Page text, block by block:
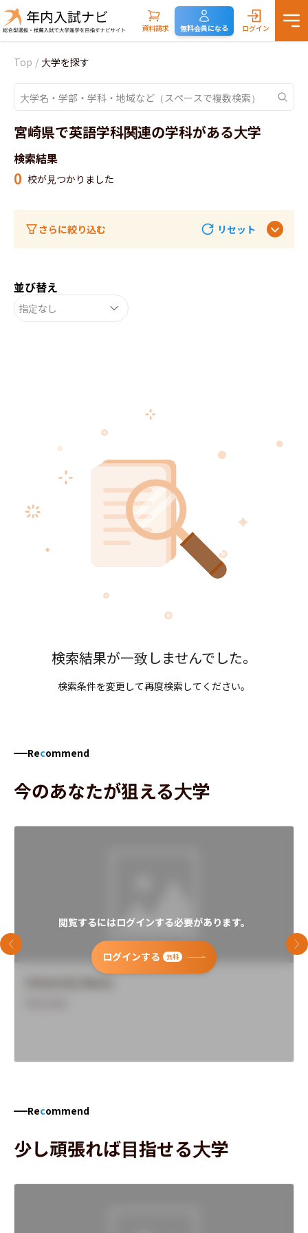
資料請求 無料会員になる ログイン
Top / 大学を探す
宮崎県で英語学科関連の学科がある大学
検索結果
0 校が見つかりました
さらに絞り込む リセット
並び替え
指定なし
検索結果が一致しませんでした。
検索条件を変更して再度検索してください。
Recommend
今のあなたが狙える大学
閲覧するにはログインする必要があります。
ログインする 無料
前のスライド 次
Recommend
少し頑張れば目指せる大学